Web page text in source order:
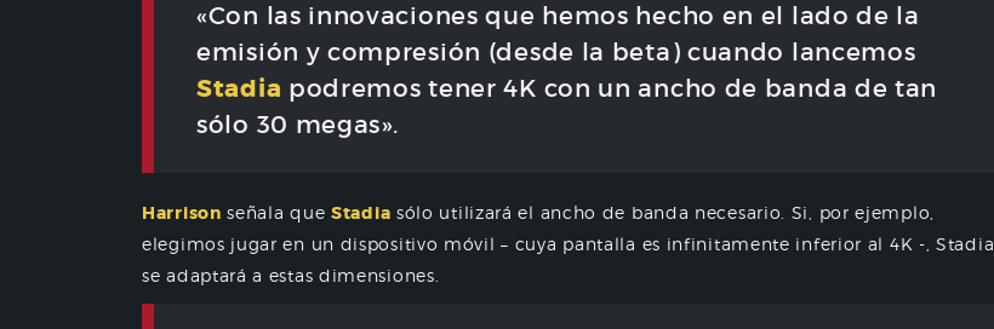
«Con las innovaciones que hemos hecho en el lado de la
emisión y compresión (desde la beta) cuando lancemos
Stadia podremos tener 4K con un ancho de banda de tan
sólo 30 megas».
Harrison señala queStadia sólo utilizará el ancho de banda necesario. Si, por ejemplo,
elegimos jugar en un dispositivo móvil – cuya pantalla es infinitamente inferior al 4K -, Stadia
se adaptará a estas dimensiones.